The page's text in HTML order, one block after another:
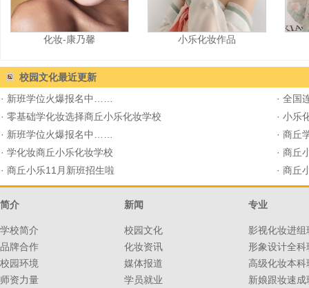
化妆-康乃馨 小乐化妆作品
校园文化最近更新
· 新班学位火爆报名中…… · 全国
· 零基础学化妆选择商丘小乐化妆学校 · 小乐
· 新班学位火爆报名中…… · 商丘
· 学化妆商丘小乐化妆学校 · 商丘
· 商丘小乐11月新班招生啦 · 商丘
简介 新闻 专业
学校简介 校园文化
影视化妆进组
品牌合作
化妆资讯
形象设计全科
校园环境
媒体报道
高级化妆本科
师资力量
学员就业
新娘跟妆速成